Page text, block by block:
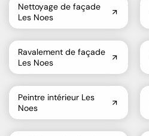
Nettoyage de façade
Les Noes
Ravalement de façade
Les Noes
Peintre intérieur Les
Noes